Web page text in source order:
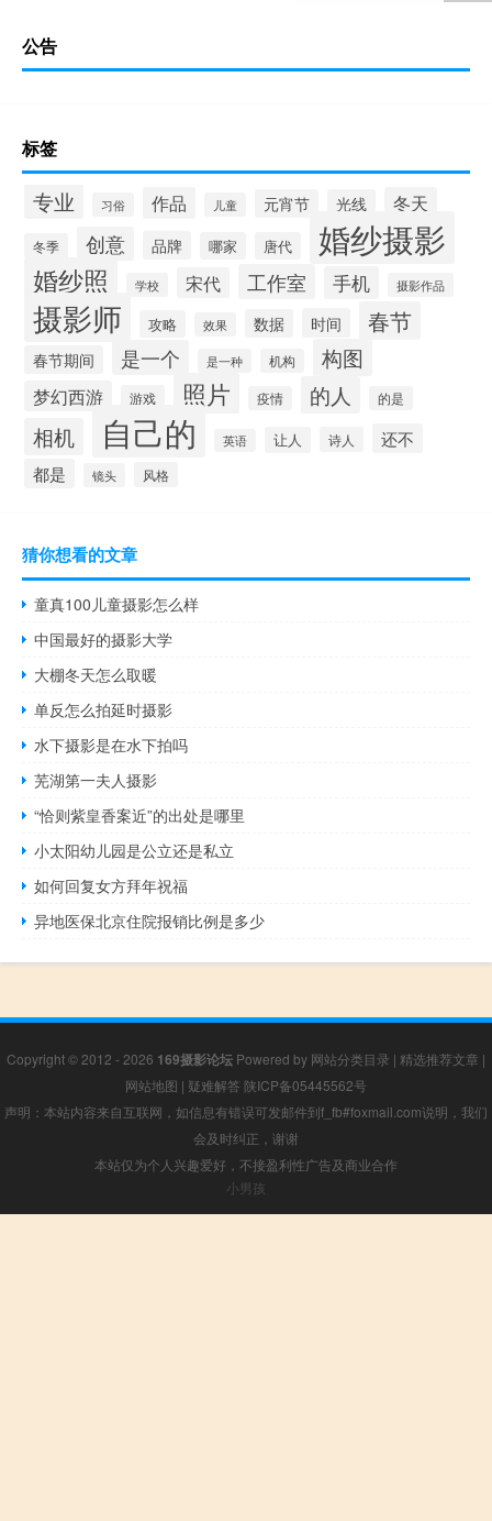
公告
标签
专业 习俗 作品 儿童 元宵节 光线 冬天
冬季 创意 品牌 哪家 唐代 婚纱摄影
婚纱照 学校 宋代 工作室 手机 摄影作品
摄影师 攻略 效果 数据 时间 春节
春节期间 是一个 是一种 机构 构图
梦幻西游 游戏 照片 疫情 的人 的是
相机 自己的 英语 让人 诗人
还不
都是
镜头 风格
猜你想看的文章
童真100儿童摄影怎么样
中国最好的摄影大学
大棚冬天怎么取暖
单反怎么拍延时摄影
水下摄影是在水下拍吗
芜湖第一夫人摄影
“恰则紫皇香案近”的出处是哪里
小太阳幼儿园是公立还是私立
如何回复女方拜年祝福
异地医保北京住院报销比例是多少
Copyright © 2012 - 2026 169摄影论坛 Powered by 网站分类目录 | 精选推荐文章 |
网站地图 | 疑难解答 陕ICP备05445562号
声明：本站内容来自互联网，如信息有错误可发邮件到f_fb#foxmail.com说明，我们
会及时纠正，谢谢
本站仅为个人兴趣爱好，不接盈利性广告及商业合作
小男孩